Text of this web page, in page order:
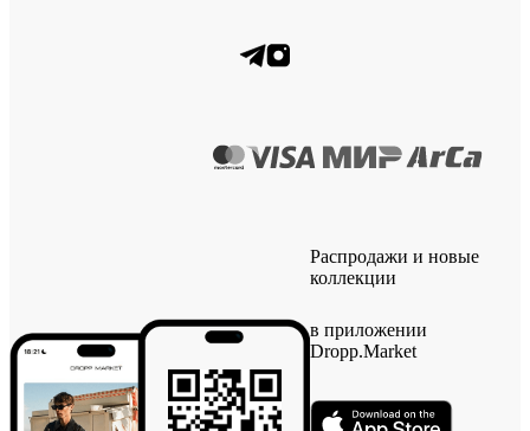
Распродажи и новые
коллекции
в приложении
Dropp.Market